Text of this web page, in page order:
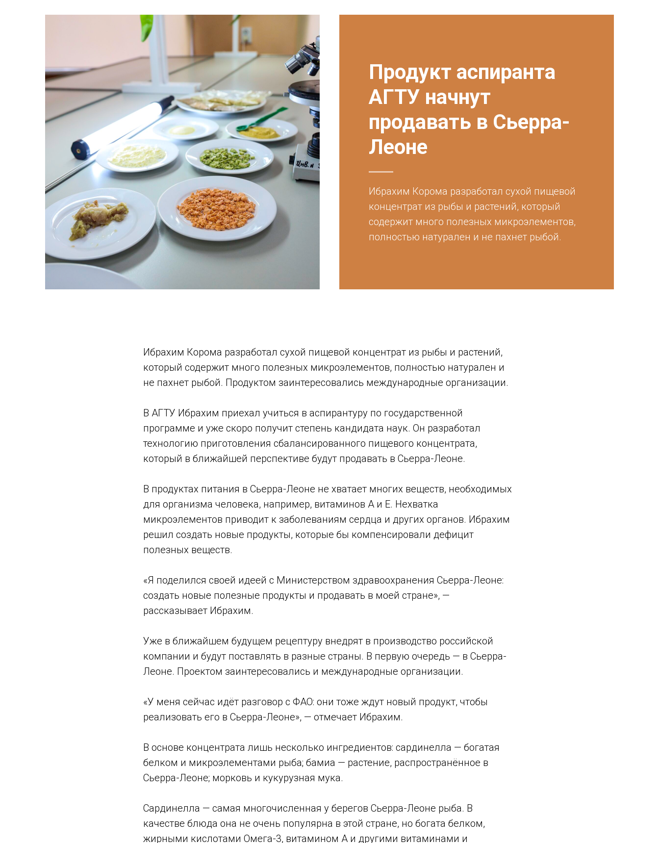
Продукт аспиранта
АГТУ начнут
продавать в Сьерра-
Леоне
Ибрахим Корома разработал сухой пищевой
концентрат из рыбы и растений, который
содержит много полезных микроэлементов,
полностью натурален и не пахнет рыбой.
Ибрахим Корома разработал сухой пищевой концентрат из рыбы и растений,
который содержит много полезных микроэлементов, полностью натурален и
не пахнет рыбой. Продуктом заинтересовались международные организации.
В АГТУ Ибрахим приехал учиться в аспирантуру по государственной
программе и уже скоро получит степень кандидата наук. Он разработал
технологию приготовления сбалансированного пищевого концентрата,
который в ближайшей перспективе будут продавать в Сьерра-Леоне.
В продуктах питания в Сьерра-Леоне не хватает многих веществ, необходимых
для организма человека, например, витаминов А и Е. Нехватка
микроэлементов приводит к заболеваниям сердца и других органов. Ибрахим
решил создать новые продукты, которые бы компенсировали дефицит
полезных веществ.
«Я поделился своей идеей с Министерством здравоохранения Сьерра-Леоне:
создать новые полезные продукты и продавать в моей стране», —
рассказывает Ибрахим.
Уже в ближайшем будущем рецептуру внедрят в производство российской
компании и будут поставлять в разные страны. В первую очередь — в Сьерра-
Леоне. Проектом заинтересовались и международные организации.
«У меня сейчас идёт разговор с ФАО: они тоже ждут новый продукт, чтобы
реализовать его в Сьерра-Леоне», — отмечает Ибрахим.
В основе концентрата лишь несколько ингредиентов: сардинелла — богатая
белком и микроэлементами рыба; бамиа — растение, распространённое в
Сьерра-Леоне; морковь и кукурузная мука.
Сардинелла — самая многочисленная у берегов Сьерра-Леоне рыба. В
качестве блюда она не очень популярна в этой стране, но богата белком,
жирными кислотами Омега-3, витамином А и другими витаминами и